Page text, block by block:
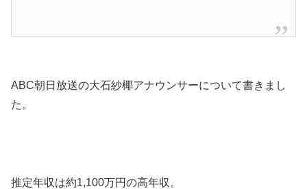
ABC朝日放送の大石紗椰アナウンサーについて書きまし
た。
推定年収は約1,100万円の高年収。